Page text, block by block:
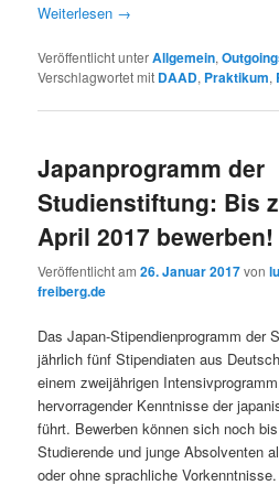
Weiterlesen →
Veröffentlicht unterAllgemein,
Verschlagwortet mit DAAD, Praktikum,
Japanprogramm der
Studienstiftung: Bis
April 2017 bewerben!
Veröffentlicht am26. Januar 2017von
freiberg.de
Das Japan-Stipendienprogramm der
jährlich fünf Stipendiaten aus
einem zweijährigen
hervorragender Kenntnisse der
führt. Bewerben können sich noch
Studierende und junge Absolventen
oder ohne sprachliche Vorkenntnisse.